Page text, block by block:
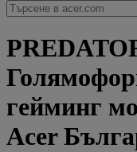
гейминг
Acer